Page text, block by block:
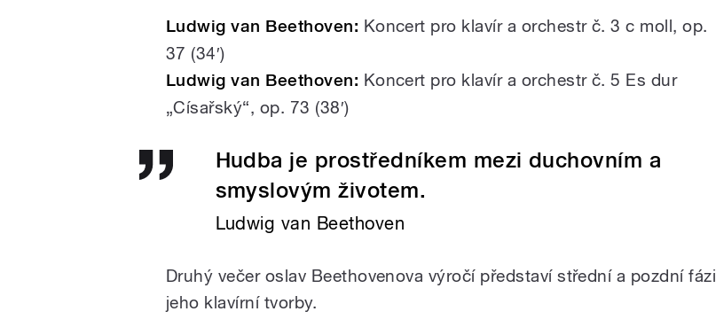
Ludwig van Beethoven: Koncert pro klavír a orchestr č. 3 c moll, op.
37 (34′)
Ludwig van Beethoven: Koncert pro klavír a orchestr č. 5 Es dur
„Císařský“, op. 73 (38′)
Hudba je prostředníkem mezi duchovním a
smyslovým životem.
Ludwig van Beethoven
Druhý večer oslav Beethovenova výročí představí střední a pozdní fázi
jeho klavírní tvorby.